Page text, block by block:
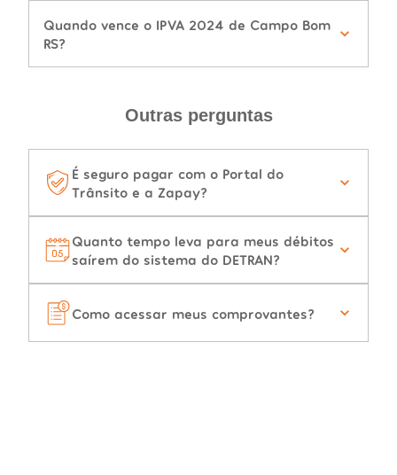
Quando vence o IPVA 2024 de Campo Bom
RS?
Outras perguntas
É seguro pagar com o Portal do
Trânsito e a Zapay?
Quanto tempo leva para meus débitos
saírem do sistema do DETRAN?
Como acessar meus comprovantes?